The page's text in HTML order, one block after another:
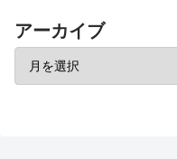
アーカイブ